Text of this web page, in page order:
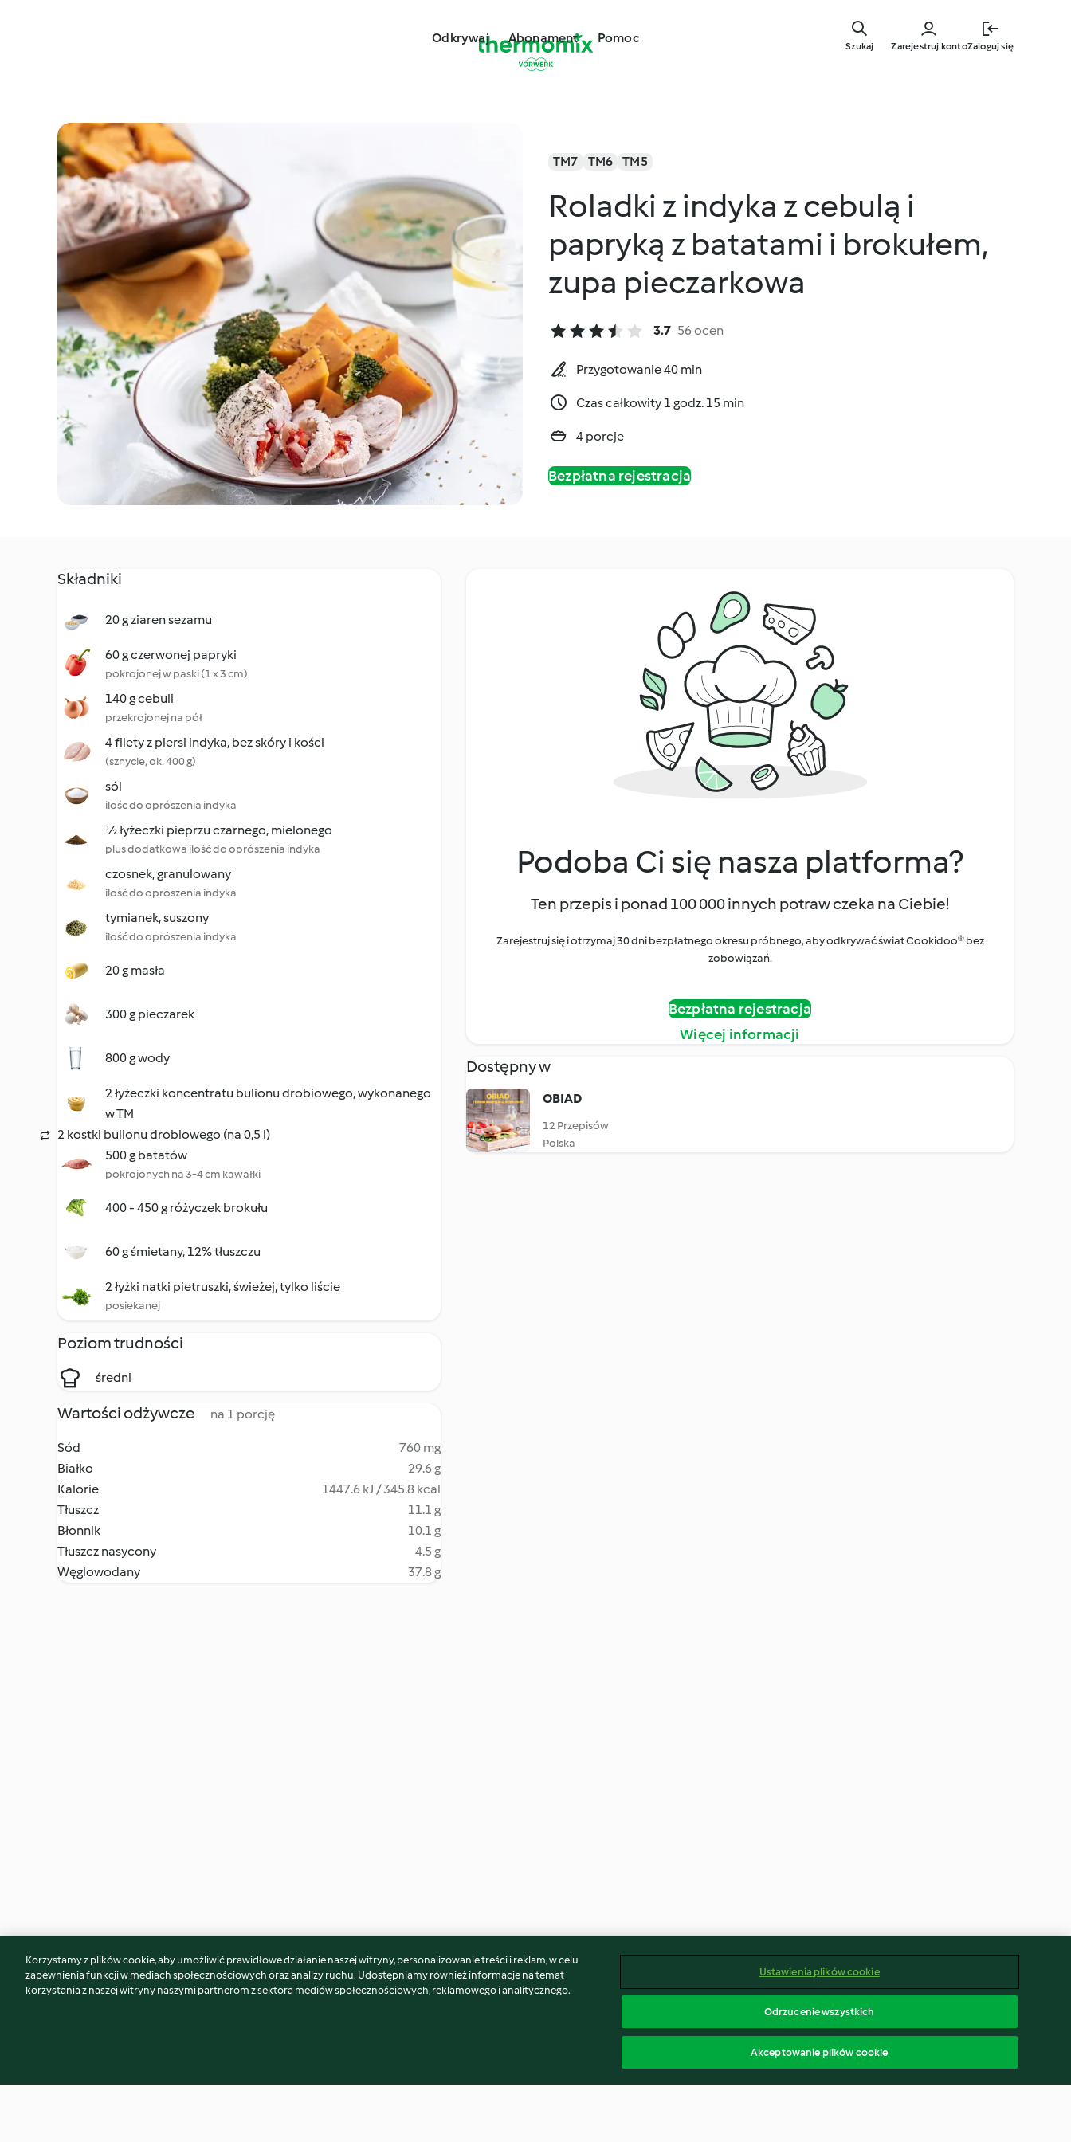
głównej
Odkrywaj Abonament Pomoc
Zarejestruj kontoZaloguj się
Szukaj
TM7 TM6 TM5
Roladki z indyka z cebulą i
papryką z batatami i brokułem,
zupa pieczarkowa
3.7 56 ocen
Przygotowanie 40 min
Czas całkowity 1 godz. 15 min
4 porcje
Bezpłatna rejestracja
Składniki
20 g ziaren sezamu
60 g czerwonej papryki
pokrojonej w paski (1 x 3 cm)
140 g cebuli
przekrojonej na pół
4 filety z piersi indyka, bez skóry i kości
(sznycle, ok. 400 g)
sól
ilośc do oprószenia indyka
½ łyżeczki pieprzu czarnego, mielonego
plus dodatkowa ilość do oprószenia indyka
czosnek, granulowany
ilość do oprószenia indyka
tymianek, suszony
ilość do oprószenia indyka
20 g masła
300 g pieczarek
800 g wody
2 łyżeczki koncentratu bulionu drobiowego, wykonanego
w TM
2 kostki bulionu drobiowego (na 0,5 l)
500 g batatów
pokrojonych na 3-4 cm kawałki
400 - 450 g różyczek brokułu
60 g śmietany, 12% tłuszczu
2 łyżki natki pietruszki, świeżej, tylko liście
posiekanej
Poziom trudności
średni
Wartości odżywcze na 1 porcję
Sód
760 mg
Białko
29.6 g
Kalorie
1447.6 kJ / 345.8 kcal
Tłuszcz
11.1 g
Błonnik
10.1 g
Tłuszcz nasycony
4.5 g
Węglowodany
37.8 g
Podoba Ci się nasza platforma?
Ten przepis i ponad 100 000 innych potraw czeka na Ciebie!
Zarejestruj się i otrzymaj 30 dni bezpłatnego okresu próbnego, aby odkrywać świat Cookidoo® bez
zobowiązań.
Bezpłatna rejestracja
Więcej informacji
Dostępny w
OBIAD
12 Przepisów
Polska
Może spodoba Ci się również...
Korzystamy z plików cookie, aby umożliwić prawidłowe działanie naszej witryny, personalizowanie treści i reklam, w celu
zapewnienia funkcji w mediach społecznościowych oraz analizy ruchu. Udostępniamy również informacje na temat
korzystania z naszej witryny naszymi partnerom z sektora mediów społecznościowych, reklamowego i analitycznego.
Ustawienia plików cookie
Odrzucenie wszystkich
Akceptowanie plików cookie